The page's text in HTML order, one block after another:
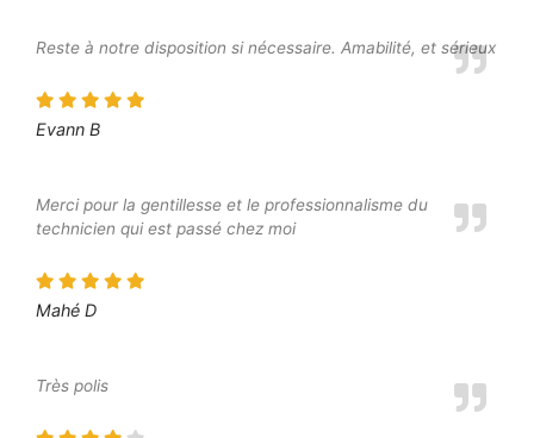
Reste à notre disposition si nécessaire. Amabilité, et sérieux
Evann B
Merci pour la gentillesse et le professionnalisme du
technicien qui est passé chez moi
Mahé D
Très polis